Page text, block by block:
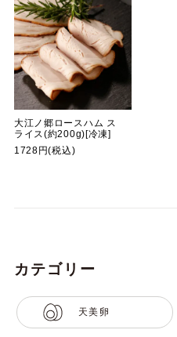
大江ノ郷ロースハム ス
ライス(約200g)[冷凍]
1728円(税込)
カテゴリー
天美卵